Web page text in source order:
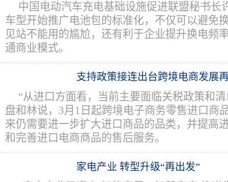
中国电动汽车充电基础设施促进联盟秘书长
车型开始推广电池包的标准化，不仅可以避免
见站不能用的尴尬，还有利于企业提升换电频
通商业模式。
支持政策接连出台跨境电商发展
“从进口方面看，当前主要面临关税政策和
盘和林说，3月1日起跨境电子商务零售进口商
来仍需要进一步扩大进口商品的品类，并提高
和完善进口电商商品的售后服务。
家电产业 转型升级“再出发”